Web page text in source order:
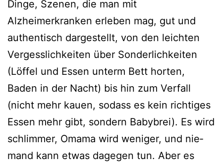
Dinge, Szenen, die man mit
Alzheimerkranken erle­ben mag, gut und
authen­tisch dar­ge­stellt, von den leich­ten
Vergesslichkeiten über Sonderlichkeiten
(Löffel und Essen unterm Bett hor­ten,
Baden in der Nacht) bis hin zum Verfall
(nicht mehr kau­en, sodass es kein rich­ti­ges
Essen mehr gibt, son­dern Babybrei). Es wird
schlim­mer, Omama wird weni­ger, und nie­
mand kann etwas dage­gen tun. Aber es